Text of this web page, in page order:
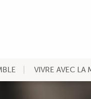
VIVRE AVEC LA